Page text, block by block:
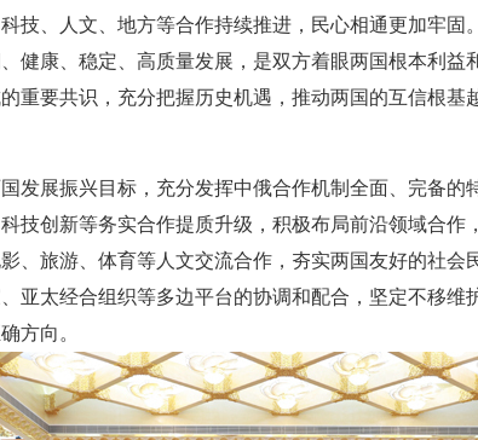
技、人文、地方等合作持续推进，民心相通更加牢固
健康、稳定、高质量发展，是双方着眼两国根本利益
重要共识，充分把握历史机遇，推动两国的互信根基
发展振兴目标，充分发挥中俄合作机制全面、完备
技创新等务实合作提质升级，积极布局前沿领域合
、旅游、体育等人文交流合作，夯实两国友好的社会
亚太经合组织等多边平台的协调和配合，坚定不移维
方向。